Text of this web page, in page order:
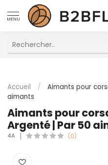
MENU
Accueil /
Aimants pour
aimants
Aimants pour
Argenté | Par 50
4A (0)